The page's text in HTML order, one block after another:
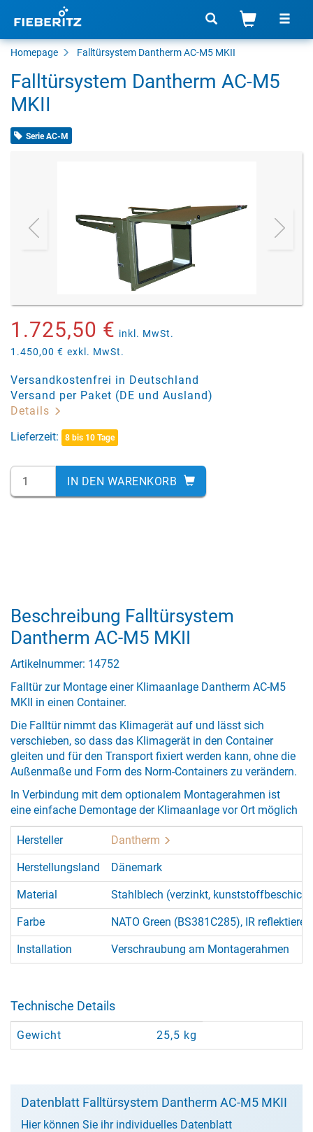
Homepage Falltürsystem Dantherm AC-M5 MKII
Falltürsystem Dantherm AC-M5
MKII
Serie AC-M
1.725,50 € inkl. MwSt.
1.450,00 € exkl. MwSt.
Versandkostenfrei in Deutschland
Versand per Paket (DE und Ausland)
Details
Lieferzeit:
8 bis 10 Tage
IN DEN WARENKORB
Beschreibung Falltürsystem
Dantherm AC-M5 MKII
Artikelnummer: 14752
Falltür zur Montage einer Klimaanlage Dantherm AC-M5
MKII in einen Container.
Die Falltür nimmt das Klimagerät auf und lässt sich
verschieben, so dass das Klimagerät in den Container
gleiten und für den Transport fixiert werden kann, ohne die
Außenmaße und Form des Norm-Containers zu verändern.
In Verbindung mit dem optionalem Montagerahmen ist
eine einfache Demontage der Klimaanlage vor Ort möglich
Hersteller Dantherm
Herstellungsland Dänemark
Material Stahlblech (verzinkt,
Farbe NATO Green (BS381C285), IR
Installation Verschraubung am Montagerahmen
Technische Details
Gewicht 25,5 kg
Datenblatt Falltürsystem Dantherm AC-M5 MKII
Hier können Sie ihr individuelles Datenblatt